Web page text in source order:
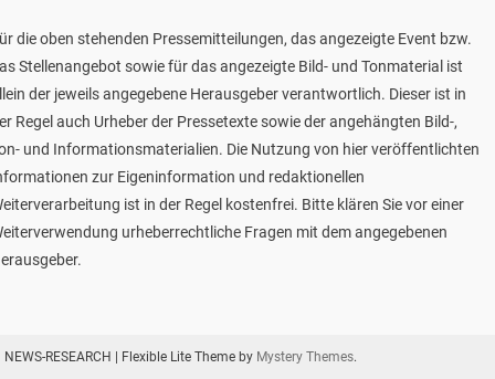
die oben stehenden Pressemitteilungen, das angezeigte Event bzw.
Stellenangebot sowie für das angezeigte Bild- und Tonmaterial ist
der jeweils angegebene Herausgeber verantwortlich. Dieser ist in
Regel auch Urheber der Pressetexte sowie der angehängten Bild-,
und Informationsmaterialien. Die Nutzung von hier veröffentlichten
zur Eigeninformation und redaktionellen
ist in der Regel kostenfrei. Bitte klären Sie vor einer
urheberrechtliche Fragen mit dem angegebenen
NEWS-RESEARCH Flexible Lite Theme by Mystery Themes.